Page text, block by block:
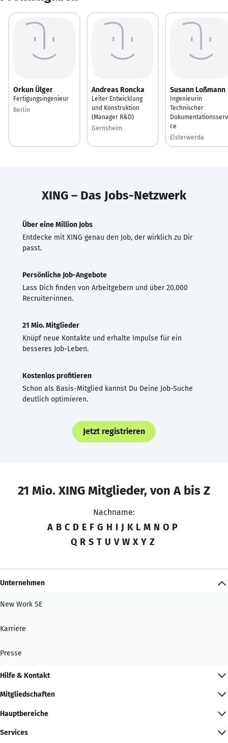
Orkun Ülger
Fertigungsingenieur
Berlin
Andreas Roncka
Leiter Entwicklung
und Konstruktion
(Manager R&D)
Gernsheim
Susann Loßmann
Ingenieurin
Technischer
ce
Elsterwerda
XING – Das Jobs-Netzwerk
Über eine Million Jobs
Entdecke mit XING genau den Job, der wirklich zu Dir
passt.
Persönliche Job-Angebote
Lass Dich finden von Arbeitgebern und über 20.000
Recruiter·innen.
21 Mio. Mitglieder
Knüpf neue Kontakte und erhalte Impulse für ein
besseres Job-Leben.
Kostenlos profitieren
Schon als Basis-Mitglied kannst Du Deine Job-Suche
deutlich optimieren.
Jetzt registrieren
21 Mio. XING Mitglieder, von A bis Z
Nachname:
A B C D E F G H I J K L M N O P
Q R S T U V W X Y Z
Unternehmen
New Work SE
Karriere
Presse
Hilfe & Kontakt
Mitgliedschaften
Hauptbereiche
Services